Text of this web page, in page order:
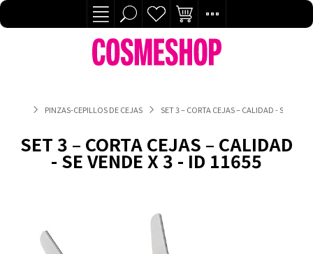
PINZAS-CEPILLOS DE CEJAS SET 3 – CORTA CEJAS – CALIDAD - SE
SET 3 – CORTA CEJAS – CALIDAD
- SE VENDE X 3 - ID 11655